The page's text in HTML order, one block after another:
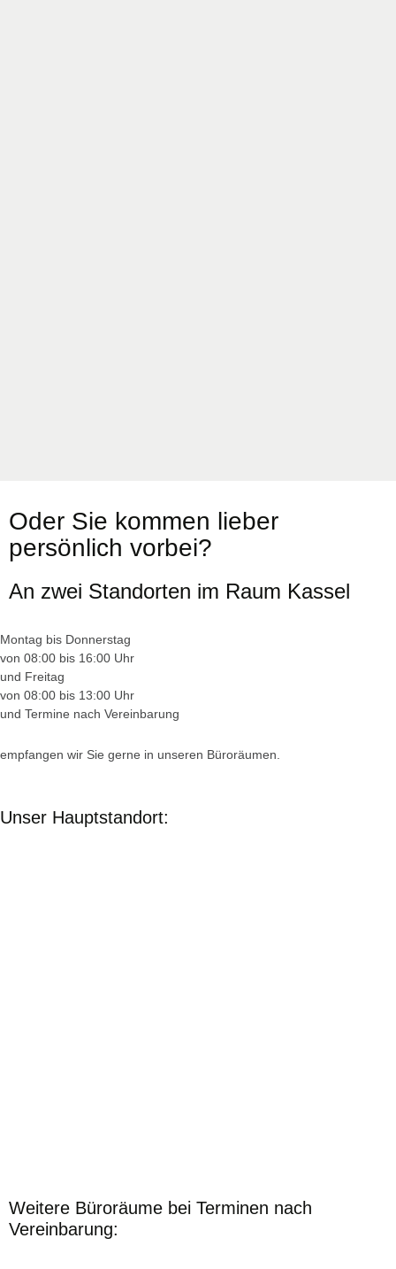
Oder Sie kommen lieber
persönlich vorbei?
An zwei Standorten im Raum Kassel
Montag bis Donnerstag
von 08:00 bis 16:00 Uhr
und Freitag
von 08:00 bis 13:00 Uhr
und Termine nach Vereinbarung
empfangen wir Sie gerne in unseren Büroräumen.
Unser Hauptstandort:
Weitere Büroräume bei Terminen nach
Vereinbarung: